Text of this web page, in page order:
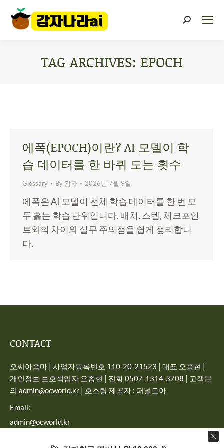
TAG ARCHIVES: EPOCH
에폭(EPOCH)이란? AI 모델이 학
습 데이터를 한 바퀴 도는 횟수
Glossary By 감자 2026년 7월 9일
에폭은 AI 모델이 전체 학습 데이터를 한 번 모
두 훑는 학습 단위입니다. 배치, 스텝, 체크포인
트와의 차이와 실무 주의점을 쉽게 정리합니
다.
CONTACT
오씨아줌마 | 사업자등록번호 110-20-21523 | 대표 오종현 |
개인정보 보호책임자 오종현 | 전화 0507-1314-3708 | 고객문
의 admin@ocworld.kr | 호스팅 제공자 : 퍼널모아
Email:
admin@ocworld.kr